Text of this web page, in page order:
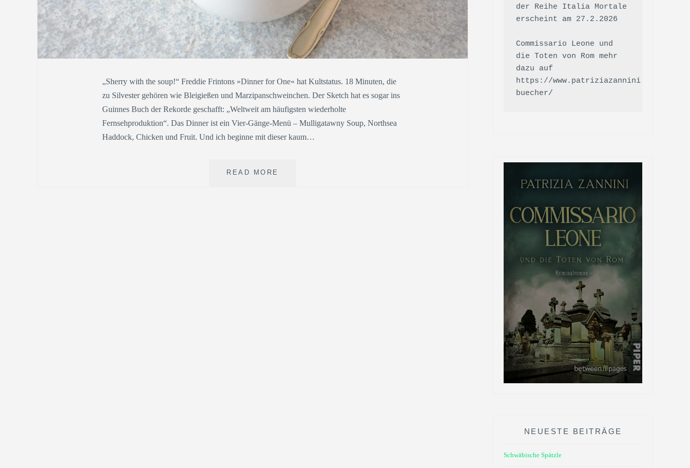
„Sherry with the soup!“ Freddie Frintons »Dinner for One« hat Kultstatus. 18 Minuten, die
zu Silvester gehören wie Bleigießen und Marzipanschweinchen. Der Sketch hat es sogar ins
Guinnes Buch der Rekorde geschafft: „Weltweit am häufigsten wiederholte
Fernsehproduktion“. Das Dinner ist ein Vier-Gänge-Menü – Mulligatawny Soup, Northsea
Haddock, Chicken und Fruit. Und ich beginne mit dieser kaum…
READ MORE
der Reihe Italia Mortale
erscheint am 27.2.2026
Commissario Leone und
die Toten von Rom mehr
https://www.patriziazannini.de/meine-
buecher/
NEUESTE BEITRÄGE
Schwäbische Spätzle